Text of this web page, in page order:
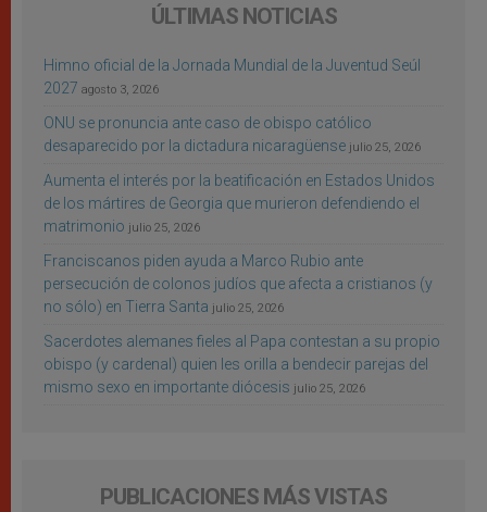
ÚLTIMAS NOTICIAS
Himno oficial de la Jornada Mundial de la Juventud Seúl
2027 agosto 3, 2026
ONU se pronuncia ante caso de obispo católico
desaparecido por la dictadura nicaragüense julio 25, 2026
Aumenta el interés por la beatificación en Estados Unidos
de los mártires de Georgia que murieron defendiendo el
matrimonio julio 25, 2026
Franciscanos piden ayuda a Marco Rubio ante
persecución de colonos judíos que afecta a cristianos (y
no sólo) en Tierra Santa julio 25, 2026
Sacerdotes alemanes fieles al Papa contestan a su propio
obispo (y cardenal) quien les orilla a bendecir parejas del
mismo sexo en importante diócesis julio 25, 2026
PUBLICACIONES MÁS VISTAS